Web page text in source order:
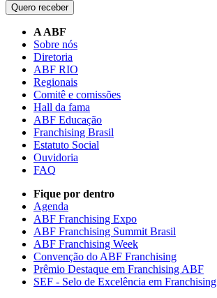
Quero receber
A ABF
Sobre nós
Diretoria
ABF RIO
Regionais
Comitê e comissões
Hall da fama
ABF Educação
Franchising Brasil
Estatuto Social
Ouvidoria
FAQ
Fique por dentro
Agenda
ABF Franchising Expo
ABF Franchising Summit Brasil
ABF Franchising Week
Convenção do ABF Franchising
Prêmio Destaque em Franchising ABF
SEF - Selo de Excelência em Franchising